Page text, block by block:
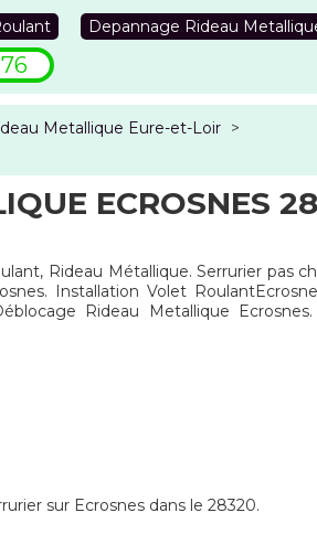
Depannage Rideau
Metallique Eure-et-Loir >
ECROSNES
Rideau Métallique. Serrurier pas
Installation Volet
Rideau Metallique
sur Ecrosnes dans le 28320.